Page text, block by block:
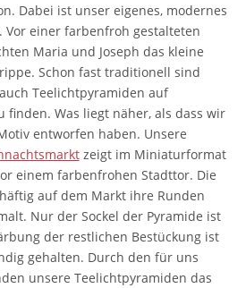
Dabei ist unser eigenes, modernes
Vor einer farbenfroh gestalteten
Maria und Joseph das kleine
Schon fast traditionell sind
Teelichtpyramiden auf
finden. Was liegt näher, als dass wir
entworfen haben. Unsere
zeigt im Miniaturformat
einem farbenfrohen Stadttor. Die
auf dem Markt ihre Runden
Nur der Sockel der Pyramide ist
der restlichen Bestückung ist
gehalten. Durch den für uns
unsere Teelichtpyramiden das